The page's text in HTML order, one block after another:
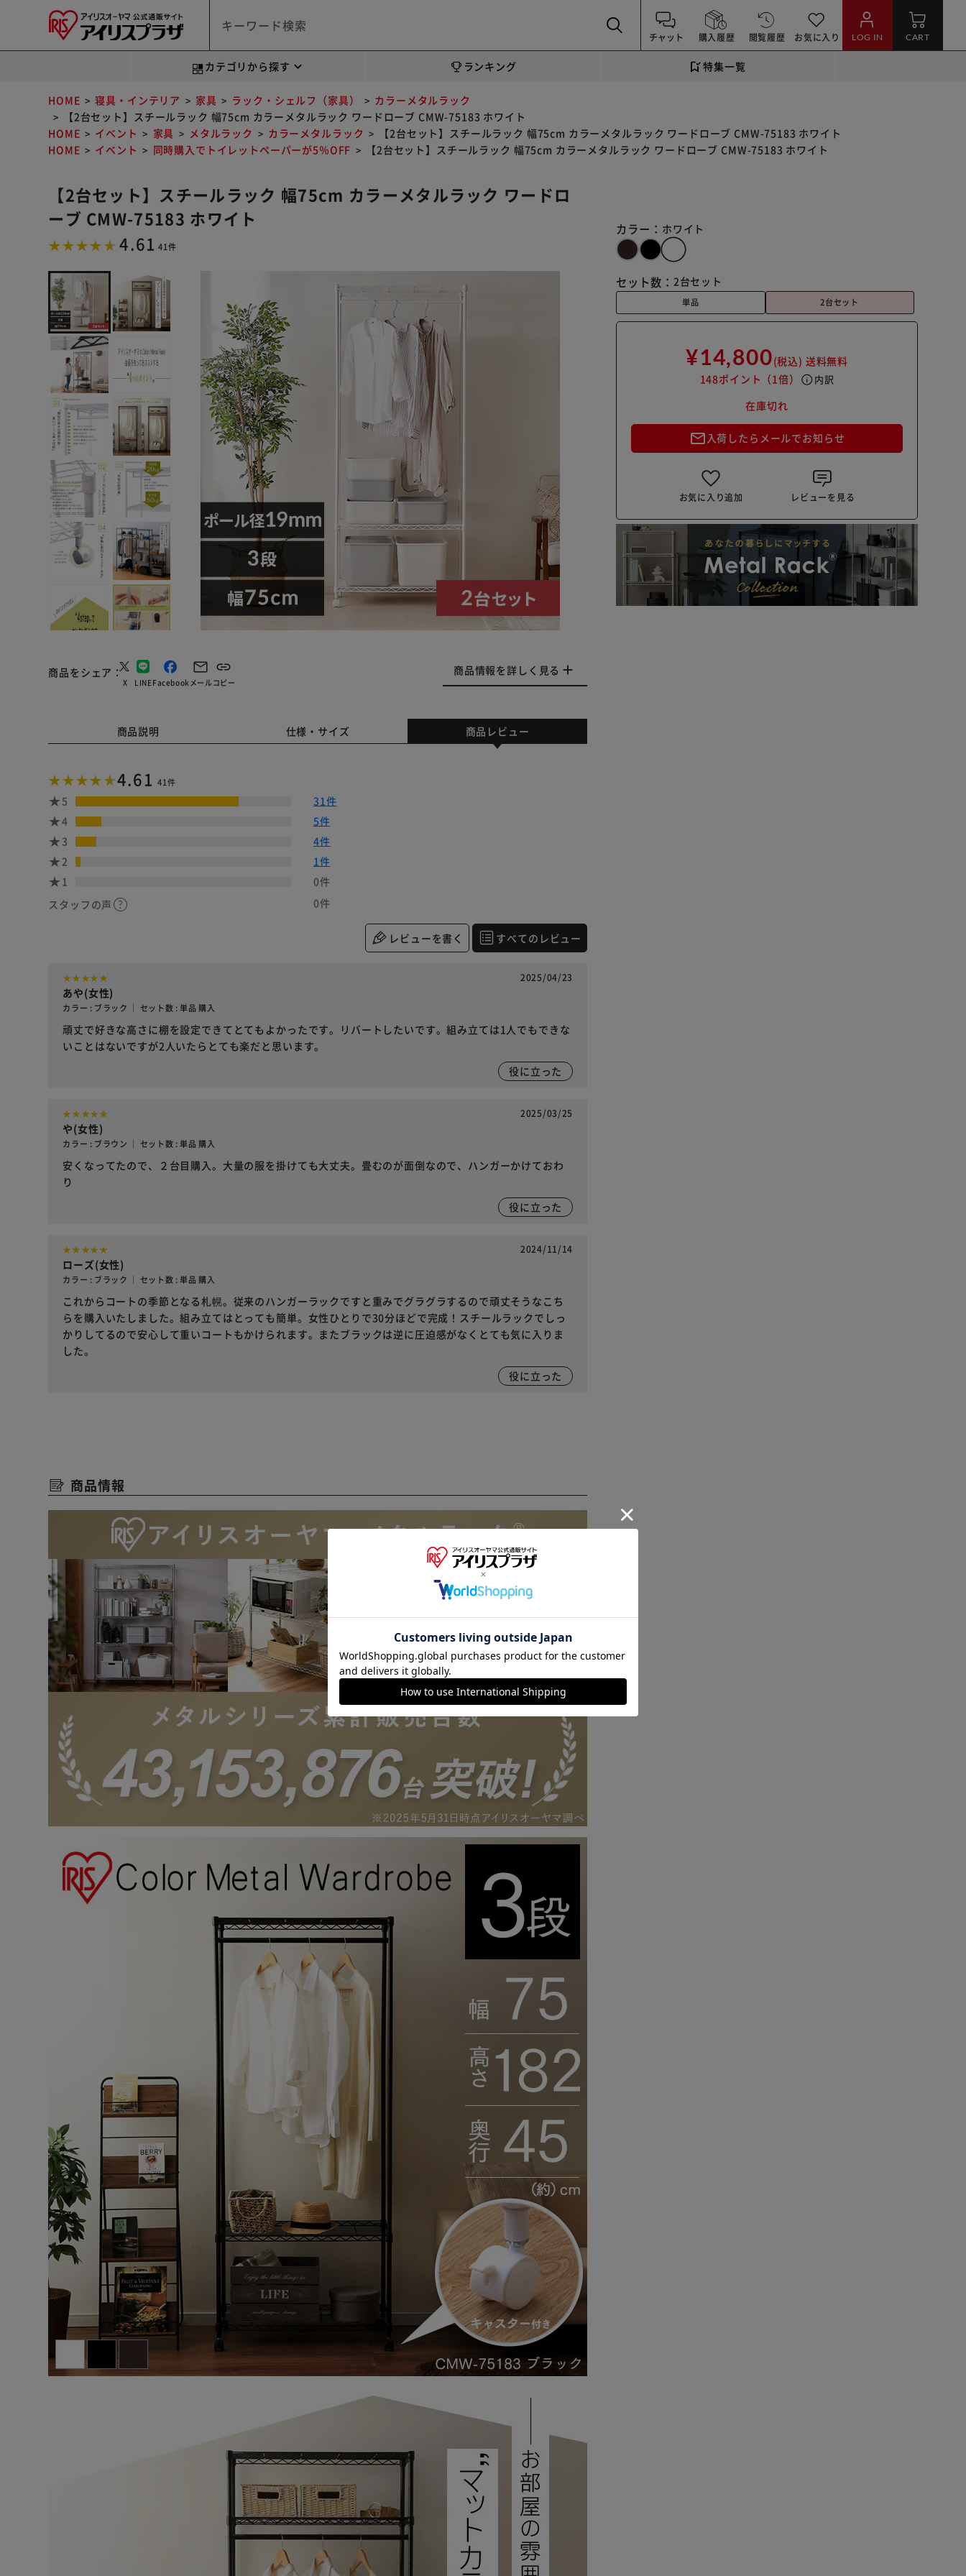
チャット 購入履歴 閲覧履歴 お気に入り LOG IN CART
カテゴリから探す ランキング 特集一覧
HOME 寝具・インテリア 家具 ラック・シェルフ（家具）
カラーメタルラック
【2台セット】スチールラック 幅75cm カラーメタルラック ワードローブ CMW-75183 ホワイト
HOME
イベント 家具 メタルラック カラーメタルラック
【2台セット】スチールラック 幅75cm カラーメタルラック ワードローブ CMW-75183 ホワイト
HOME
イベント 同時購入でトイレットペーパーが5％OFF 【2台セット】スチールラック 幅75cm カラーメタルラック ワードローブ CMW-75183 ホワイト
【2台セット】スチールラック 幅75cm カラーメタルラック ワードロ
ーブ CMW-75183 ホワイト
4.61 41件
商品をシェア
X LINEFacebookメールコピー
商品情報を詳しく見る
カラー： ホワイト
セット数： 2台セット
単品 2台セット
¥14,800(税込) 送料無料
148ポイント （1倍） info 内訳
在庫切れ
mail_outline 入荷したらメールでお知らせ
お気に入り追加 レビューを見る
商品説明 仕様・サイズ 商品レビュー
4.61 41件
5
31件
4
5件
3
4件
2
1件
1
0件
スタッフの声
0件
レビューを書く すべてのレビュー
2025/04/23
あや(女性)
カラー : ブラック ｜ セット数 : 単品 購入
頑丈で好きな高さに棚を設定できてとてもよかったです。リバートしたいです。組み立ては1人でもできな
いことはないですが2人いたらとても楽だと思います。
役に立った
2025/03/25
や(女性)
カラー : ブラウン ｜ セット数 : 単品 購入
安くなってたので、２台目購入。大量の服を掛けても大丈夫。畳むのが面倒なので、ハンガーかけておわ
り
役に立った
2024/11/14
ローズ(女性)
カラー : ブラック ｜ セット数 : 単品 購入
これからコートの季節となる札幌。従来のハンガーラックですと重みでグラグラするので頑丈そうなこち
らを購入いたしました。組み立てはとっても簡単。女性ひとりで30分ほどで完成！スチールラックでしっ
かりしてるので安心して重いコートもかけられます。またブラックは逆に圧迫感がなくとても気に入りま
した。
役に立った
商品情報
※ご確認ください